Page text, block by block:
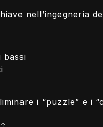
nell’ingegneria
bassi
i “puzzle” e i